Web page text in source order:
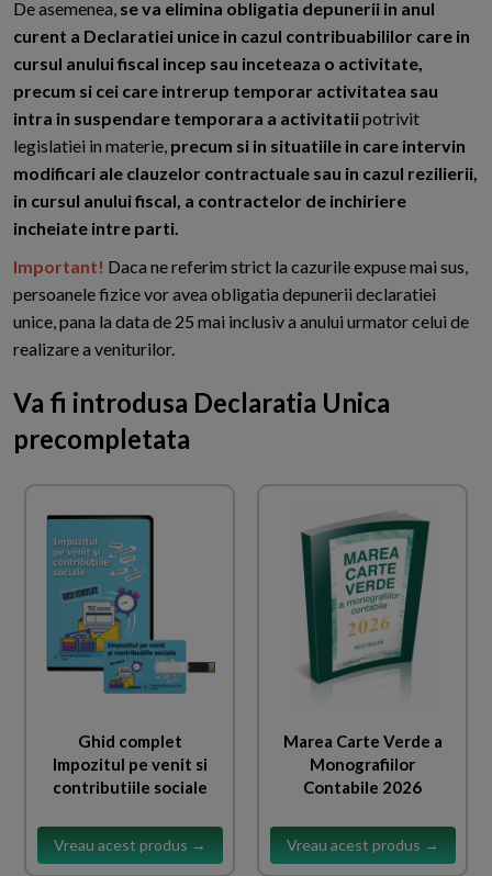
De asemenea, se va elimina obligatia depunerii in anul
curent a Declaratiei unice in cazul contribuabililor care in
cursul anului fiscal incep sau inceteaza o activitate,
precum si cei care intrerup temporar activitatea sau
intra in suspendare temporara a activitatiipotrivit
legislatiei in materie, precum si in situatiile in care intervin
modificari ale clauzelor contractuale sau in cazul rezilierii,
in cursul anului fiscal, a contractelor de inchiriere
incheiate intre parti.
Important! Daca ne referim strict la cazurile expuse mai sus,
persoanele fizice vor avea obligatia depunerii declaratiei
unice, pana la data de 25 mai inclusiv a anului urmator celui de
realizare a veniturilor.
Va fi introdusa Declaratia Unica
precompletata
Ghid complet
Impozitul pe venit si
contributiile sociale
Vreau acest produs →
Marea Carte Verde a
Monografiilor
Contabile 2026
Vreau acest produs →